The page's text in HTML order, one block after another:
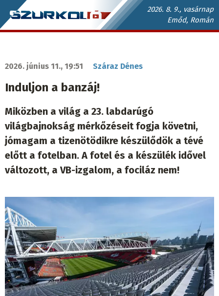
Ugrás
a
2026. 8. 9., vasárnap
Emőd, Román
Szurkoló.sk
navigáció
2026. június 11., 19:51 Száraz Dénes
Induljon a banzáj!
Miközben a világ a 23. labdarúgó
világbajnokság mérkőzéseit fogja követni,
jómagam a tizenötödikre készülődök a tévé
előtt a fotelban. A fotel és a készülék idővel
változott, a VB-izgalom, a fociláz nem!